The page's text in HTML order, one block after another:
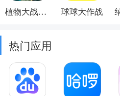
植物大战僵尸2 球球大作战
热门应用